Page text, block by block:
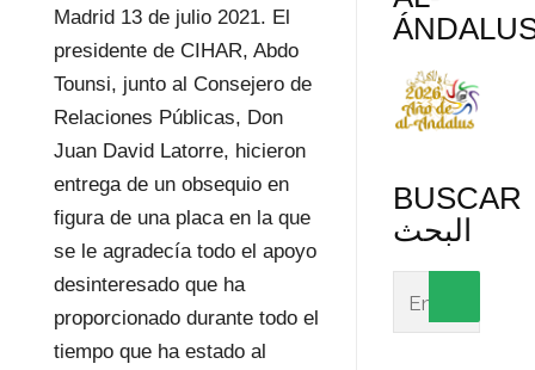
Madrid 13 de julio 2021. El
presidente de CIHAR, Abdo
Tounsi, junto al Consejero de
Relaciones Públicas, Don
Juan David Latorre, hicieron
entrega de un obsequio en
figura de una placa en la que
se le agradecía todo el apoyo
desinteresado que ha
proporcionado durante todo el
tiempo que ha estado al
BUSCAR
البحث